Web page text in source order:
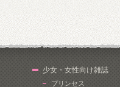
少女・女性向け雑誌
プリンセス